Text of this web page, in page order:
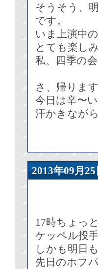
そうそう、
です。
いま上演中
とても楽し
私、四季の
さ、帰りま
今日は辛〜
汗かきなが
2013年09
17時ちょっ
ケッペル投
しかも明日
先日のホフ